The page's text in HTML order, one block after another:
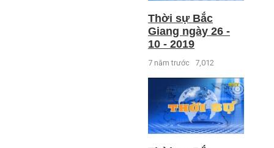
Thời sự Bắc
Giang ngày 26 -
10 - 2019
7 năm trước 7,012